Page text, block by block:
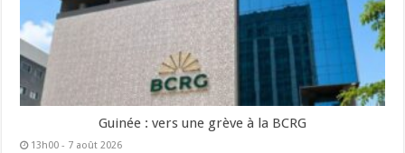
Guinée : vers une grève à la BCRG
13h00 - 7 août 2026